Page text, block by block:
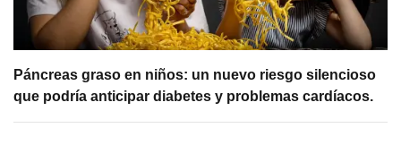
Páncreas graso en niños: un nuevo riesgo silencioso
que podría anticipar diabetes y problemas cardíacos.